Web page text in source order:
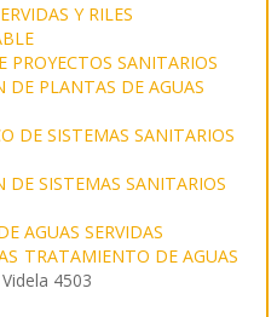
Y RILES
PROYECTOS SANITARIOS
DE PLANTAS DE AGUAS
DE SISTEMAS SANITARIOS
SISTEMAS SANITARIOS
AGUAS SERVIDAS
TRATAMIENTO DE AGUAS
4503